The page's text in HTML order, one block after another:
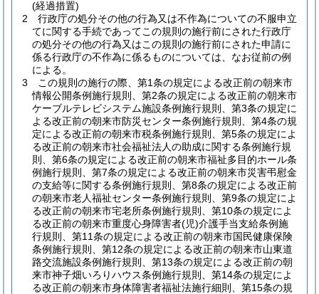
(経過措置)
2
行政庁の処分その他の行為又は不作為についての不服申立
てに関する手続であってこの規則の施行前にされた行政庁
の処分その他の行為又はこの規則の施行前にされた申請に
係る行政庁の不作為に係るものについては、なお従前の例
による。
3
この規則の施行の際、第1条の規定による改正前の朝来市
情報公開条例施行規則、第2条の規定による改正前の朝来市
ケーブルテレビシステム施設条例施行規則、第3条の規定に
よる改正前の朝来市防災センター条例施行規則、第4条の規
定による改正前の朝来市税条例施行規則、第5条の規定によ
る改正前の朝来市社会福祉法人の助成に関する条例施行規
則、第6条の規定による改正前の朝来市福祉多目的ホール条
例施行規則、第7条の規定による改正前の朝来市災害弔慰金
の支給等に関する条例施行規則、第8条の規定による改正前
の朝来市老人福祉センター条例施行規則、第9条の規定によ
る改正前の朝来市宅老所条例施行規則、第10条の規定によ
る改正前の朝来市重度心身障害者(児)介護手当支給条例施
行規則、第11条の規定による改正前の朝来市国民健康保険
条例施行規則、第12条の規定による改正前の朝来市山東道
路交流施設条例施行規則、第13条の規定による改正前の朝
来市神子畑いろりハウス条例施行規則、第14条の規定によ
る改正前の朝来市身体障害者福祉法施行細則、第15条の規